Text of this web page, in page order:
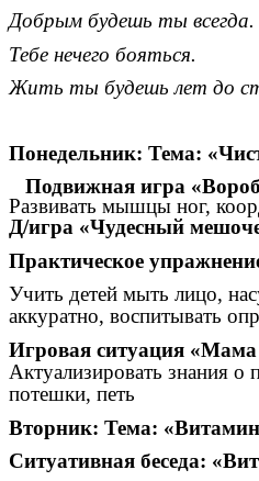
Добрым будешь ты всегда.
Тебе нечего бояться.
Жить ты будешь лет до
Понедельник: Тема:
Подвижная игра
Развивать мышцы ног,
Д/игра «Чудесный
Практическое
Учить детей мыть лицо,
аккуратно, воспитывать
Игровая ситуация «Мама
Актуализировать знания
потешки, петь
Вторник: Тема:
Ситуативная беседа: